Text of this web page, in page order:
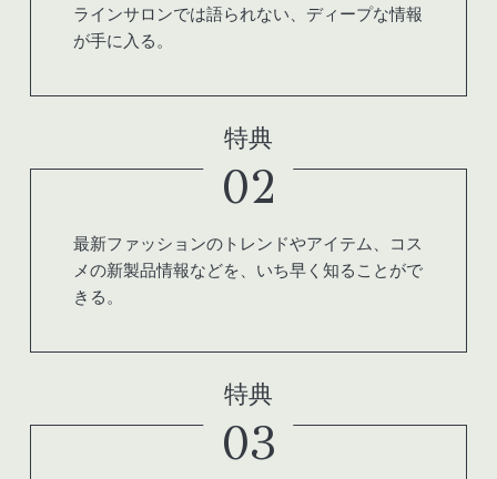
ラインサロンでは語られない、ディープな情報
が手に入る。
特典
02
最新ファッションのトレンドやアイテム、コス
メの新製品情報などを、いち早く知ることがで
きる。
特典
03